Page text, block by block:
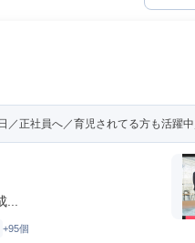
／正社員へ／育児されてる方も活躍
+95個